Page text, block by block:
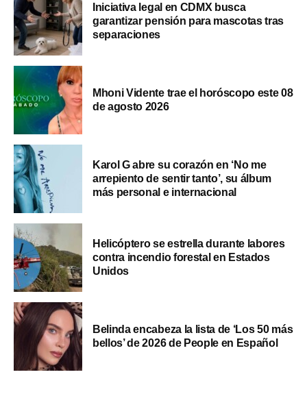
Iniciativa legal en CDMX busca
garantizar pensión para mascotas tras
separaciones
Mhoni Vidente trae el horóscopo este 08
de agosto 2026
Karol G abre su corazón en ‘No me
arrepiento de sentir tanto’, su álbum
más personal e internacional
Helicóptero se estrella durante labores
contra incendio forestal en Estados
Unidos
Belinda encabeza la lista de ‘Los 50 más
bellos’ de 2026 de People en Español